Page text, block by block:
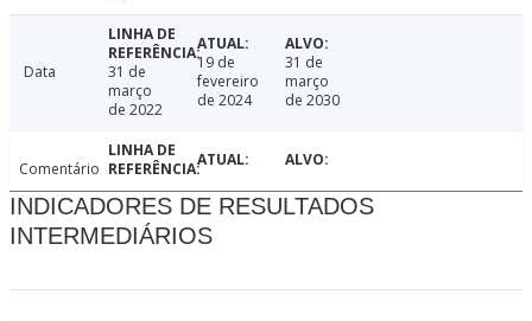
Data
31 de
março
de 2022
19 de
fevereiro
de 2024
31 de
março
de 2030
Comentário
INDICADORES DE RESULTADOS
INTERMEDIÁRIOS